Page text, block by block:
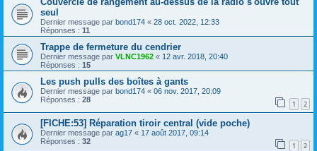
seul
Dernier message par bond174 « 28 oct. 2022, 12:33
Réponses : 11
Trappe de fermeture du cendrier
Dernier message par VLNC1962 « 12 avr. 2018, 20:40
Réponses : 15
Les push pulls des boîtes à gants
Dernier message par bond174 « 06 nov. 2017, 20:09
Réponses : 28 1 2
[FICHE:53] Réparation tiroir central (vide poche)
Dernier message par ag17 « 17 août 2017, 09:14
Réponses : 32 1 2